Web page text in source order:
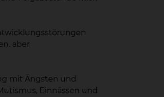
aber
mit Ängsten und
Einnässen und